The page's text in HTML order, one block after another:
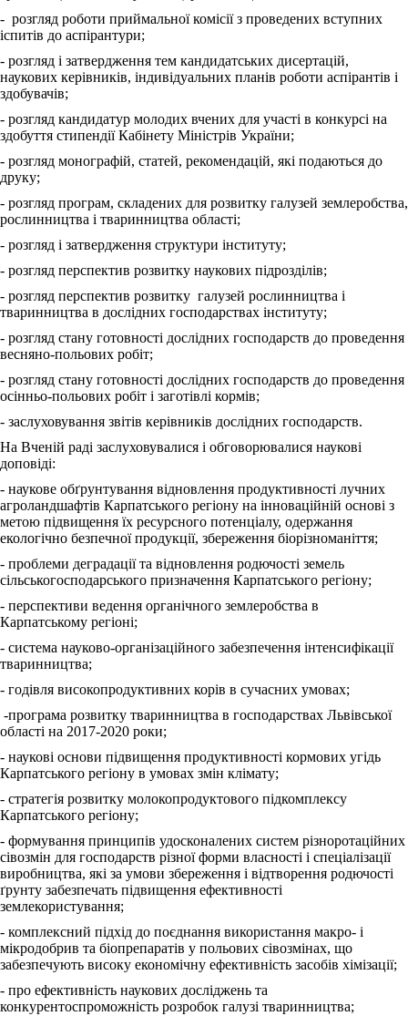
- розгляд роботи приймальної комісії з проведених вступних
іспитів до аспірантури;
- розгляд і затвердження тем кандидатських дисертацій,
наукових керівників, індивідуальних планів роботи аспірантів і
здобувачів;
- розгляд кандидатур молодих вчених для участі в конкурсі на
здобуття стипендії Кабінету Міністрів України;
- розгляд монографій, статей, рекомендацій, які подаються до
друку;
- розгляд програм, складених для розвитку галузей землеробства,
рослинництва і тваринництва області;
- розгляд і затвердження структури інституту;
- розгляд перспектив розвитку наукових підрозділів;
- розгляд перспектив розвитку галузей рослинництва і
тваринництва в дослідних господарствах інституту;
- розгляд стану готовності дослідних господарств до проведення
весняно-польових робіт;
- розгляд стану готовності дослідних господарств до проведення
осінньо-польових робіт і заготівлі кормів;
- заслуховування звітів керівників дослідних господарств.
На Вченій раді заслуховувалися і обговорювалися наукові
доповіді:
- наукове обґрунтування відновлення продуктивності лучних
агроландшафтів Карпатського регіону на інноваційній основі з
метою підвищення їх ресурсного потенціалу, одержання
екологічно безпечної продукції, збереження біорізноманіття;
- проблеми деградації та відновлення родючості земель
сільськогосподарського призначення Карпатського регіону;
- перспективи ведення органічного землеробства в
Карпатському регіоні;
- система науково-організаційного забезпечення інтенсифікації
тваринництва;
- годівля високопродуктивних корів в сучасних умовах;
-програма розвитку тваринництва в господарствах Львівської
області на 2017-2020 роки;
- наукові основи підвищення продуктивності кормових угідь
Карпатського регіону в умовах змін клімату;
- стратегія розвитку молокопродуктового підкомплексу
Карпатського регіону;
- формування принципів удосконалених систем різноротаційних
сівозмін для господарств різної форми власності і спеціалізації
виробництва, які за умови збереження і відтворення родючості
ґрунту забезпечать підвищення ефективності
землекористування;
- комплексний підхід до поєднання використання макро- і
мікродобрив та біопрепаратів у польових сівозмінах, що
забезпечують високу економічну ефективність засобів хімізації;
- про ефективність наукових досліджень та
конкурентоспроможність розробок галузі тваринництва;